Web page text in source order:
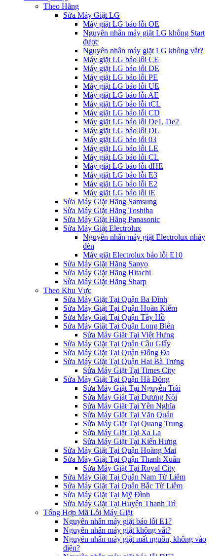
Theo Hãng
Sửa Máy Giặt LG
Máy giặt LG báo lỗi OE
Nguyên nhân máy giặt LG không Start
được
Nguyên nhân máy giặt LG không vắt?
Máy giặt LG báo lỗi CE
Máy giặt LG báo lỗi DE
Máy giặt LG báo lỗi PE
Máy giặt LG báo lỗi UE
Máy giặt LG báo lỗi AE
Máy giặt LG báo lỗi tCL
Máy giặt LG báo lỗi CD
Máy giặt LG báo lỗi De1, De2
Máy giặt LG báo lỗi DL
Máy giặt LG báo lỗi 03
Máy giặt LG báo lỗi LE
Máy giặt LG báo lỗi CL
Máy giặt LG báo lỗi dHE
Máy giặt LG báo lỗi E3
Máy giặt LG báo lỗi E2
Máy giặt LG báo lỗi iE
Sửa Máy Giặt Hãng Samsung
Sửa Máy Giặt Hãng Toshiba
Sửa Máy Giặt Hãng Panasonic
Sửa Máy Giặt Electrolux
Nguyên nhân máy giặt Electrolux nháy
đèn
Máy giặt Electrolux báo lỗi E10
Sửa Máy Giặt Hãng Sanyo
Sửa Máy Giặt Hãng Hitachi
Sửa Máy Giặt Hãng Sharp
Theo Khu Vực
Sửa Máy Giặt Tại Quận Ba Đình
Sửa Máy Giặt Tại Quận Hoàn Kiếm
Sửa Máy Giặt Tại Quận Tây Hồ
Sửa Máy Giặt Tại Quận Long Biên
Sửa Máy Giặt Tại Việt Hưng
Sửa Máy Giặt Tại Quận Cầu Giấy
Sửa Máy Giặt Tại Quận Đống Đa
Sửa Máy Giặt Tại Quận Hai Bà Trưng
Sửa Máy Giặt Tại Times City
Sửa Máy Giặt Tại Quận Hà Đông
Sửa Máy Giặt Tại Nguyễn Trãi
Sửa Máy Giặt Tại Dương Nội
Sửa Máy Giặt Tại Yên Nghĩa
Sửa Máy Giặt Tại Văn Quán
Sửa Máy Giặt Tại Quang Trung
Sửa Máy Giặt Tại Xa La
Sửa Máy Giặt Tại Kiến Hưng
Sửa Máy Giặt Tại Quận Hoàng Mai
Sửa Máy Giặt Tại Quận Thanh Xuân
Sửa Máy Giặt Tại Royal City
Sửa Máy Giặt Tại Quận Nam Từ Liêm
Sửa Máy Giặt Tại Quận Bắc Từ Liêm
Sửa Máy Giặt Tại Mỹ Đình
Sửa Máy Giặt Tại Huyện Thanh Trì
Tổng Hợp Mã Lỗi Máy Giặt
Nguyên nhân máy giặt báo lỗi E1?
Nguyên nhân máy giặt không vắt?
Nguyên nhân máy giặt mất nguồn, không vào
điện?